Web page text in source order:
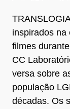
inspirados na
filmes
CC
versa sobre
população
décadas. Os